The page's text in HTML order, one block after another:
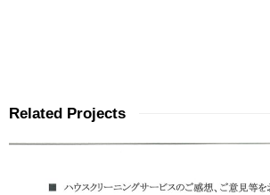
Related Projects